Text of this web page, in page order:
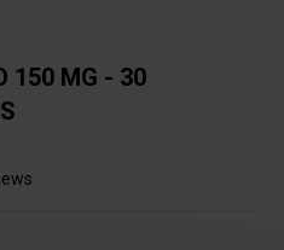
150 MG - 30